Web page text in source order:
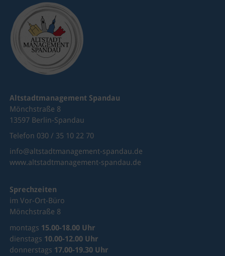
Altstadtmanagement Spandau
Mönchstraße 8
13597 Berlin-Spandau
Telefon 030 / 35 10 22 70
info@altstadtmanagement-spandau.de
www.altstadtmanagement-spandau.de
Sprechzeiten
im Vor-Ort-Büro
Mönchstraße 8
montags 15.00-18.00 Uhr
dienstags 10.00-12.00 Uhr
donnerstags 17.00-19.30 Uhr